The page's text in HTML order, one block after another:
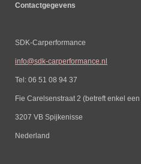
Contactgegevens
SDK-Carperformance
info@sdk-carperformance.nl
Tel: 06 51 08 94 37
Fie Carelsenstraat 2 (betreft enkel een
3207 VB Spijkenisse
Nederland